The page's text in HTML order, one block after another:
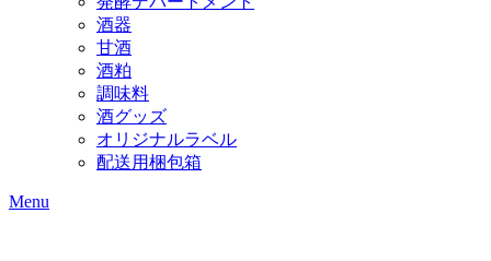
酒器
甘酒
酒粕
調味料
酒グッズ
オリジナルラベル
配送用梱包箱
Menu